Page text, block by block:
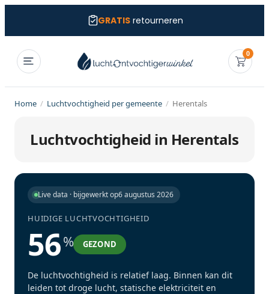
GRATISretourneren
0
Home / Luchtvochtigheid per gemeente / Herentals
Luchtvochtigheid in Herentals
Live data · bijgewerkt op6 augustus 2026
HUIDIGE LUCHTVOCHTIGHEID
56% GEZOND
De luchtvochtigheid is relatief laag. Binnen kan dit
leiden tot droge lucht, statische elektriciteit en